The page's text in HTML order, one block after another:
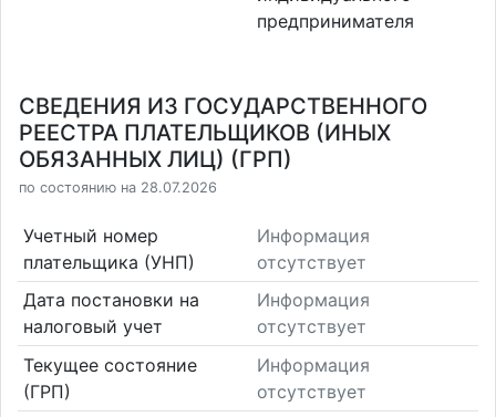
предпринимателя
СВЕДЕНИЯ ИЗ ГОСУДАРСТВЕННОГО
РЕЕСТРА ПЛАТЕЛЬЩИКОВ (ИНЫХ
ОБЯЗАННЫХ ЛИЦ) (ГРП)
по состоянию на 28.07.2026
Учетный номер
плательщика (УНП)
Информация
отсутствует
Дата постановки на
налоговый учет
Информация
отсутствует
Текущее состояние
(ГРП)
Информация
отсутствует